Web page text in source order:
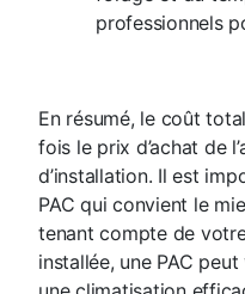
professionnels
En résumé, le coût
fois le prix d’achat de
d’installation. Il est
PAC qui convient le
tenant compte de
installée, une PAC